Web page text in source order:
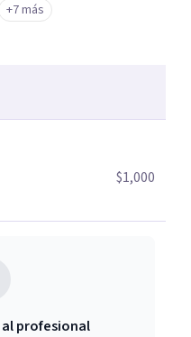
+7 más
$1,000
al profesional